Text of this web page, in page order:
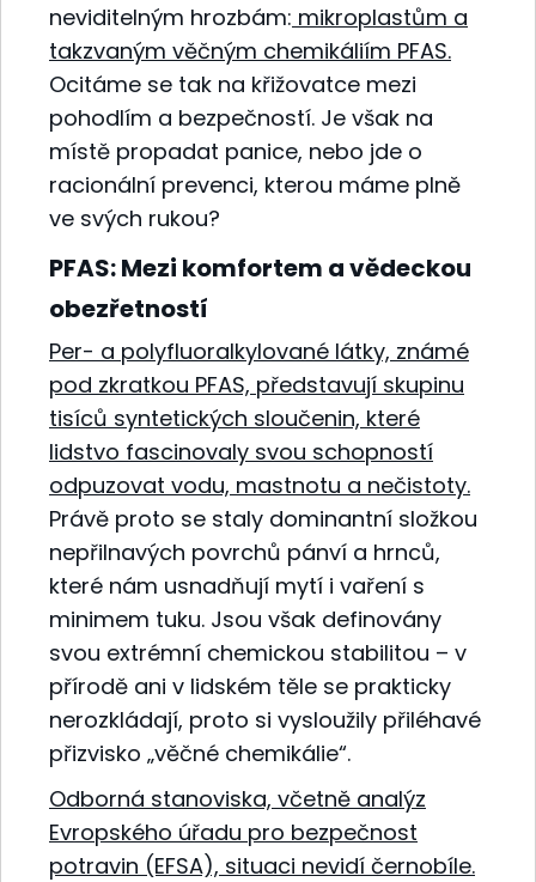
neviditelným hrozbám: mikroplastům a
takzvaným věčným chemikáliím PFAS.
Ocitáme se tak na křižovatce mezi
pohodlím a bezpečností. Je však na
místě propadat panice, nebo jde o
racionální prevenci, kterou máme plně
ve svých rukou?
PFAS: Mezi komfortem a vědeckou
obezřetností
Per- a polyfluoralkylované látky, známé
pod zkratkou PFAS, představují skupinu
tisíců syntetických sloučenin, které
lidstvo fascinovaly svou schopností
odpuzovat vodu, mastnotu a nečistoty.
Právě proto se staly dominantní složkou
nepřilnavých povrchů pánví a hrnců,
které nám usnadňují mytí i vaření s
minimem tuku. Jsou však definovány
svou extrémní chemickou stabilitou – v
přírodě ani v lidském těle se prakticky
nerozkládají, proto si vysloužily přiléhavé
přizvisko „věčné chemikálie“.
Odborná stanoviska, včetně analýz
Evropského úřadu pro bezpečnost
potravin (EFSA), situaci nevidí černobíle.